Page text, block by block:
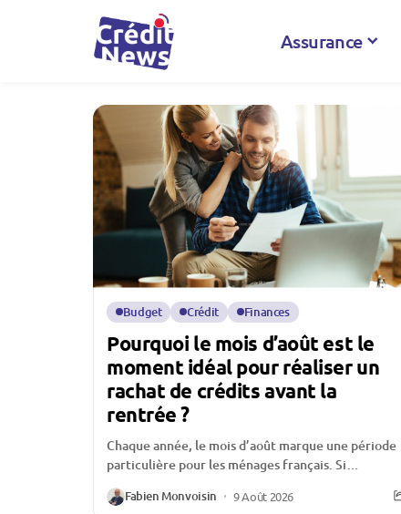
Assurance
Budget Crédit Finances
Pourquoi le mois d’août est le
moment idéal pour réaliser un
rachat de crédits avant la
rentrée ?
Chaque année, le mois d’août marque une période
particulière pour les ménages français. Si
vacances, d’autres...
Fabien Monvoisin 9 Août 2026